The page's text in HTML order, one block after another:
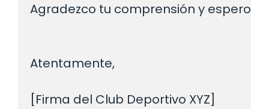
Agradezco tu comprensión y espero
Atentamente,
[Firma del Club Deportivo XYZ]